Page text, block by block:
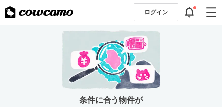
ログイン
条件に合う物件が